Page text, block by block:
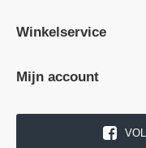
Winkelservice
Mijn account